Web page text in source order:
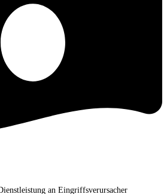
an Eingriffsverursacher